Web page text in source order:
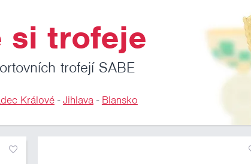
si trofeje
trofejí SABE
Králové-Jihlava- Blansko